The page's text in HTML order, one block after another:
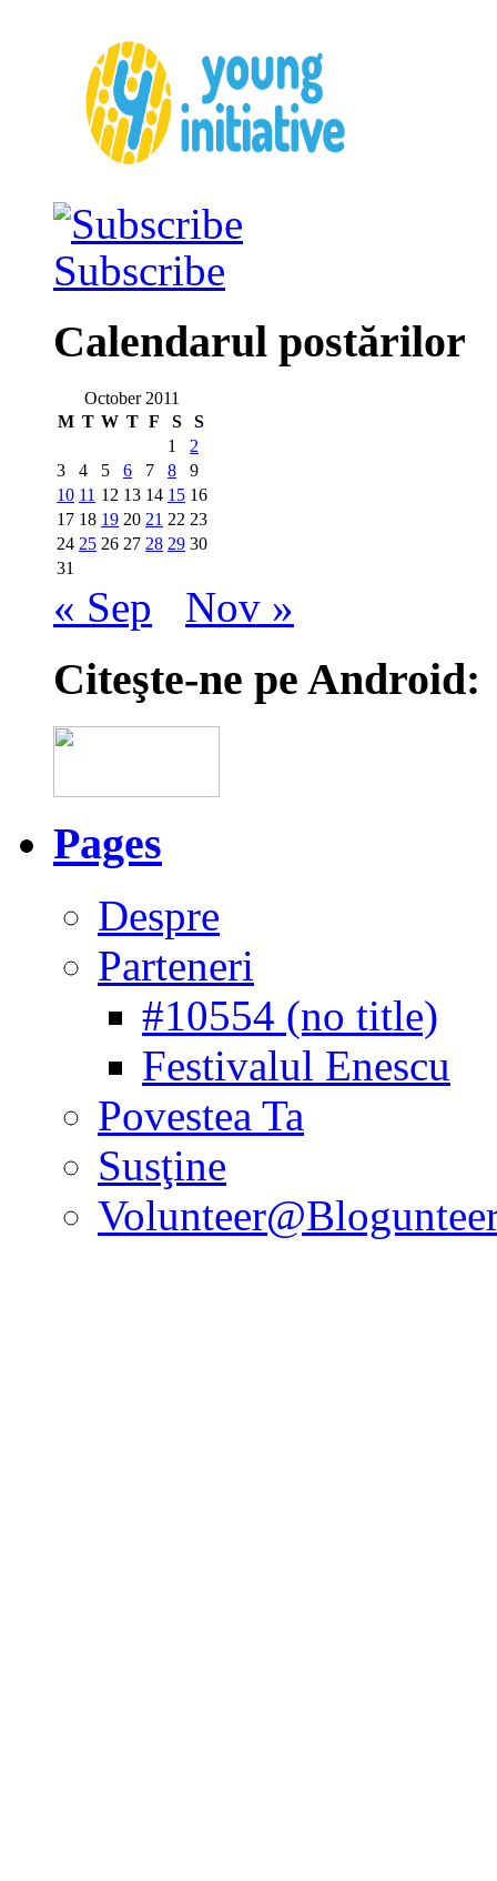
Subscribe
Calendarul postărilor
October 2011
M T W T F S
S
1
2
3
4 5 6 7 8
9
10 11 12 13 14 15 16
17 18 19 20 21 22 23
24 25 26 27 28 29 30
31
« Sep Nov »
Citeşte-ne pe Android:
Pages
Despre
Parteneri
#10554 (no title)
Festivalul Enescu
Povestea Ta
Susţine